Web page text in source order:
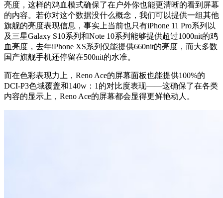
亮度，这样的鸡血模式确保了在户外你也能更清晰的看到屏幕
的内容。若你对这个数据没什么概念，我们可以提供一组其他
旗舰的亮度表现信息，事实上当前也只有iPhone 11 Pro系列以
及三星Galaxy S10系列和Note 10系列能够提供超过1000nit的鸡
血亮度，去年iPhone XS系列仅能提供660nit的亮度，而大多数
国产旗舰手机还停留在500nit的水准。
而在色彩表现力上，Reno Ace的屏幕面板也能提供100%的
DCI-P3色域覆盖和140w：1的对比度表现——这确保了在各类
内容的显示上，Reno Ace的屏幕都会显得更鲜艳动人。